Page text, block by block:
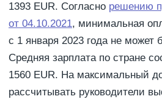
1393 EUR. Согласно решению
от 04.10.2021, минимальная
с 1 января 2023 года не может
Средняя зарплата по стране
1560 EUR. На максимальный
рассчитывать руководители